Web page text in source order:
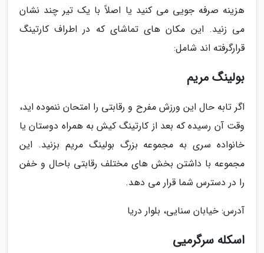
هزینه صرفه جویی می کنید یا اصلاً با یک تیر چند نشان
می زنید. این مکان های تماشای که در اطراف کارتینگ
قرارگرفته اند شامل:
بولینگ مریم
اگر تابه حال این ورزش مفرح و رقابتی را امتحان ننموده اید،
وقت آن رسیده که بعد از کارتینگ کیش به همراه دوستان یا
خانواده سری به مجموعه بزرگ بولینگ مریم بزنید. این
مجموعه با داشتن بخش های مختلف رقابتی باحال و خفن
را در دسترس شما قرار می دهد.
آدرس: خیابان سنایی، بلوار دریا
اسکله سرگرمیی